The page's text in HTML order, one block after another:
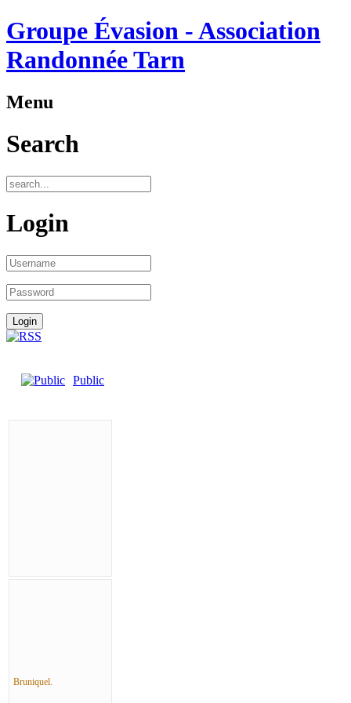
Groupe Évasion - Association
Randonnée Tarn
Menu
Search
Login
Public
Bruniquel.